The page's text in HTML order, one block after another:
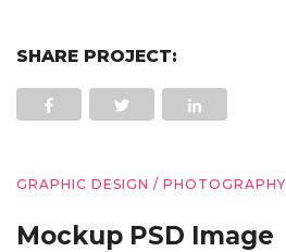
SHARE PROJECT:
GRAPHIC DESIGN / PHOTOGRAPHY
Mockup PSD Image